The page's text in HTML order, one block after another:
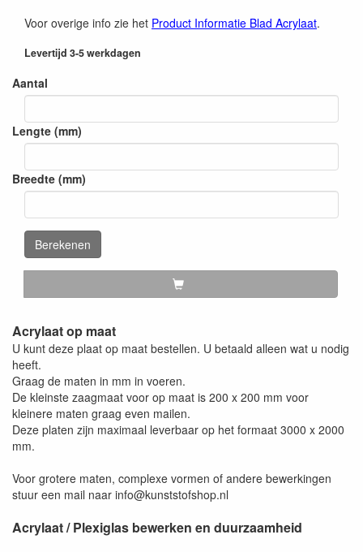
Voor overige info zie het Product Informatie Blad Acrylaat.
Levertijd 3-5 werkdagen
Aantal
Lengte (mm)
Breedte (mm)
Berekenen
Acrylaat op maat
U kunt deze plaat op maat bestellen. U betaald alleen wat u nodig
heeft.
Graag de maten in mm in voeren.
De kleinste zaagmaat voor op maat is 200 x 200 mm voor
kleinere maten graag even mailen.
Deze platen zijn maximaal leverbaar op het formaat 3000 x 2000
mm.
Voor grotere maten, complexe vormen of andere bewerkingen
stuur een mail naar info@kunststofshop.nl
Acrylaat / Plexiglas bewerken en duurzaamheid